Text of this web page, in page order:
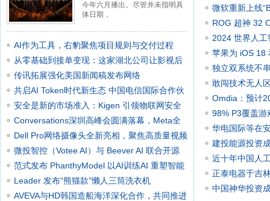
今年六月播出。尽管并未指明具
体日期，
AI作为工具，右豹聚焦项目规则与交付过程
从零基础到接单变现：这家湖北公司让影视后
期不传讯拓展强化美国新闻稿发布网络
共启AI Token时代新生态 中国电信国际合作伙
伴安全是新的市场准入：Kigen 引领物联网安全
时代Conversations深圳高峰会圆满落幕，Meta全
面推Dell Pro网络摄像头全新亮相，聚焦高质量视频
与微投智控（Votee AI）与 Beever AI 联合开源
Be范式发布 PhanthyModel 以AI训练AI 重塑智能
建Leader 发布“熊猫款”懒人三筒洗衣机
AVEVA与HD韩国造船海洋深化合作，共同推进
微软重新上线
响应速
ROG 超神 32
到手价 999
2024 世界人
企业包
苹果为 iOS 18
性化需求
独立双系统不
（日常 489
敢闯技术无人
Omdia：预计
元98% P3覆盖游
华电国际等在
建投能源投资
近十年中国人
正泰电器于吉
中国神华投资